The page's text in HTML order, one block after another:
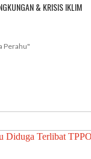
& KRISIS IKLIM
Perahu"